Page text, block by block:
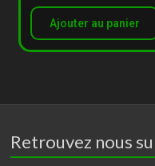
Ajouter au panier
Retrouvez nous